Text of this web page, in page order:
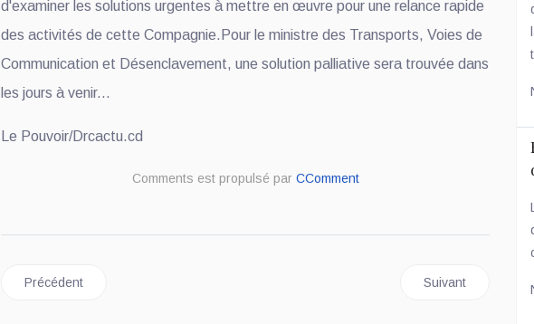
d'examiner les solutions urgentes à mettre en œuvre pour une relance rapide
des activités de cette Compagnie.Pour le ministre des Transports, Voies de
Communication et Désenclavement, une solution palliative sera trouvée dans
les jours à venir...
Le Pouvoir/Drcactu.cd
Comments est propulsé par CComment
Article précédent : Denis KADIMA KAZADI a clôturé la série des cadres de
Précédent Article suivant :
Suivant